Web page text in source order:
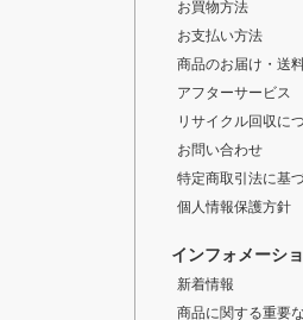
お買物方法
お支払い方法
商品のお届け・送
アフターサービス
リサイクル回収に
お問い合わせ
特定商取引法に基
個人情報保護方針
インフォメーシ
新着情報
商品に関する重要